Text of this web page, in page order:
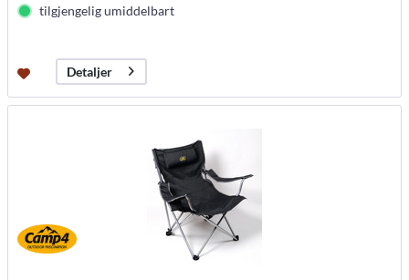
tilgjengelig umiddelbart
Detaljer